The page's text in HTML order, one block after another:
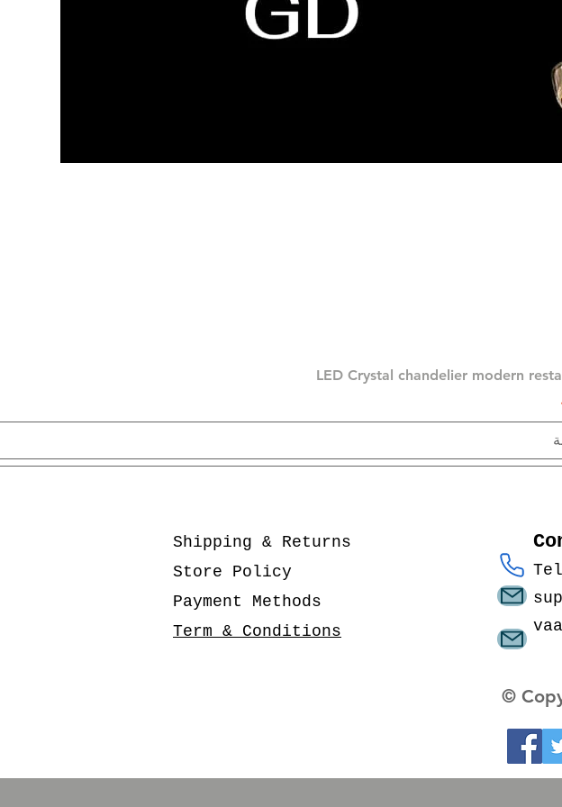
LED Crystal chandelier modern
Shipping & Returns
Store Policy
Payment Methods
Term & Conditions
©